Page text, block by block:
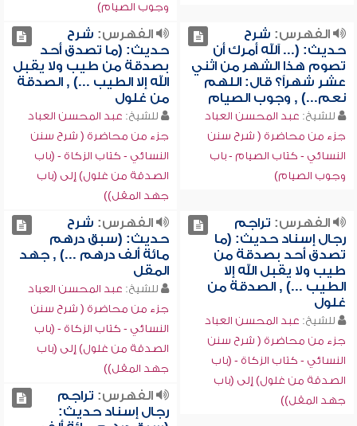
وجوب الصيام)
الفهرس: شرح
حديث: (... آلله أمرك أن
تصوم هذا الشهر من اثني
عشر شهراً؟ قال: اللهم
نعم...) , وجوب الصيام
للشيخ: عبد المحسن العباد
جزء من محاضرة ( شرح سنن
النسائي - كتاب الصيام - باب
وجوب الصيام)
الفهرس: شرح
حديث: (ما تصدق أحد
بصدقة من طيب ولا يقبل
الله إلا الطيب ...) , الصدقة
من غلول
للشيخ: عبد المحسن العباد
جزء من محاضرة ( شرح سنن
النسائي - كتاب الزكاة - (باب
الصدقة من غلول) إلى (باب
جهد المقل))
الفهرس: تراجم
رجال إسناد حديث: (ما
تصدق أحد بصدقة من
طيب ولا يقبل الله إلا
الطيب ...) , الصدقة من
غلول
للشيخ: عبد المحسن العباد
جزء من محاضرة ( شرح سنن
النسائي - كتاب الزكاة - (باب
الصدقة من غلول) إلى (باب
جهد المقل))
الفهرس: شرح
حديث: (سبق درهم
مائة ألف درهم ...) , جهد
المقل
للشيخ: عبد المحسن العباد
جزء من محاضرة ( شرح سنن
النسائي - كتاب الزكاة - (باب
الصدقة من غلول) إلى (باب
جهد المقل))
الفهرس: تراجم
رجال إسناد حديث: